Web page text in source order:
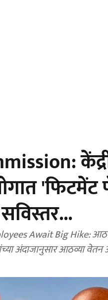
Await Big Hike:
अंदाजानुसार आठव्या वेतन